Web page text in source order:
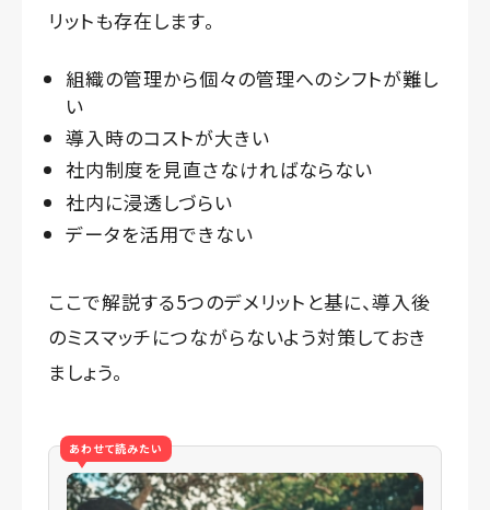
リットも存在します。
組織の管理から個々の管理へのシフトが難し
い
導入時のコストが大きい
社内制度を見直さなければならない
社内に浸透しづらい
データを活用できない
ここで解説する5つのデメリットと基に、導入後
のミスマッチにつながらないよう対策しておき
ましょう。
あわせて読みたい